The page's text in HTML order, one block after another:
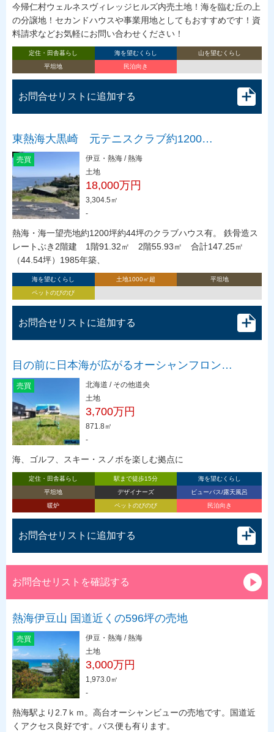
今帰仁村ウェルネスヴィレッジヒルズ内売土地！海を臨む丘の上
の分譲地！セカンドハウスや事業用地としてもおすすめです！資
料請求などお気軽にお問い合わせください！
定住・田舎暮らし 海を望むくらし
山を望むくらし
平坦地
民泊向き
お問合せリストに追加する
東熱海大黒崎 元テニスクラブ約1200…
売買
伊豆・熱海 / 熱海
土地
18,000万円
3,304.5㎡
-
熱海・海一望売地約1200坪約44坪のクラブハウス有。 鉄骨造ス
レートぶき2階建 1階91.32㎡ 2階55.93㎡ 合計147.25㎡
（44.54坪）1985年築、
海を望むくらし 土地1000㎡超
平坦地
ペットのびのび
お問合せリストに追加する
目の前に日本海が広がるオーシャンフロン…
売買
北海道 / その他道央
土地
3,700万円
871.8㎡
-
海、ゴルフ、スキー・スノボを楽しむ拠点に
定住・田舎暮らし 駅まで徒歩15分
海を望むくらし
平坦地
デザイナーズ
ビューバス/露天風呂
暖炉
ペットのびのび 民泊向き
お問合せリストに追加する
お問合せリストを確認する
熱海伊豆山 国道近くの596坪の売地
売買
伊豆・熱海 / 熱海
土地
3,000万円
1,973.0㎡
-
熱海駅より2.7ｋｍ。高台オーシャンビューの売地です。国道近
くアクセス良好です。バス便も有ります。